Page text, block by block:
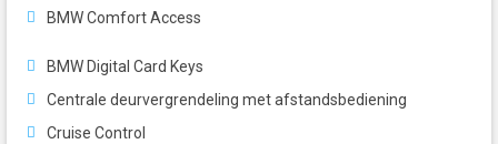
BMW Comfort Access
BMW Digital Card Keys
Centrale deurvergrendeling met afstandsbediening
Cruise Control